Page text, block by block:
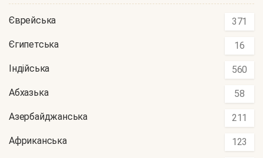
Єврейська 371
Єгипетська 16
Індійська 560
Абхазька 58
Азербайджанська 211
Африканська 123